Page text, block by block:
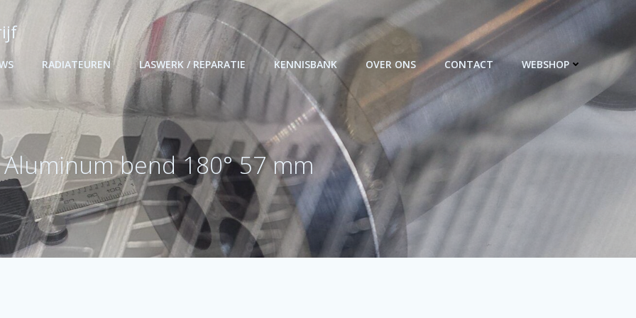
RADIATEUREN LASWERK / REPARATIE KENNISBANK OVER ONS CONTACT WEBSHOP
Aluminum bend 180° 57 mm